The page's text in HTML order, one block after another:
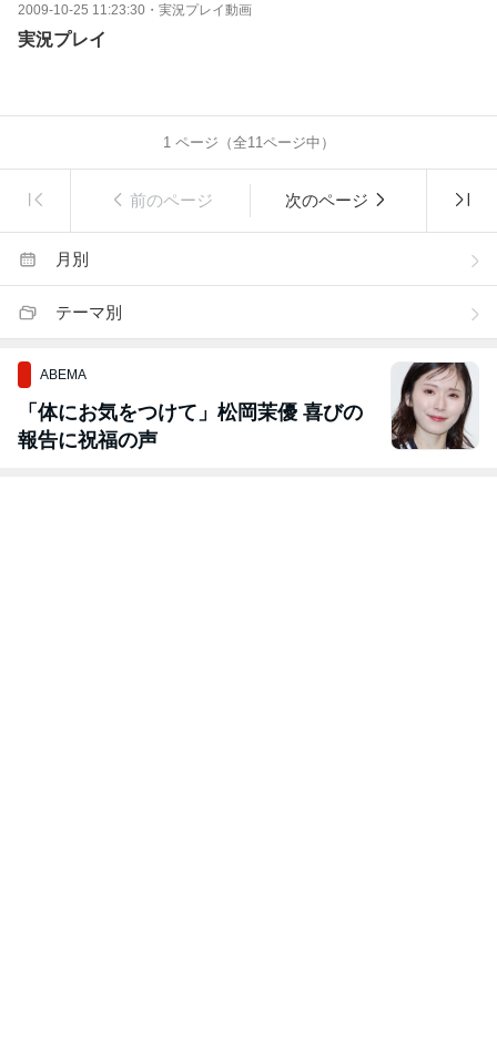
2009-10-25 11:23:30 ・ 実況プレイ動画
実況プレイ
1ページ（全11ページ中）
前のページ 次のページ
月別
テーマ別
ABEMA
「体にお気をつけて」松岡茉優 喜びの
報告に祝福の声